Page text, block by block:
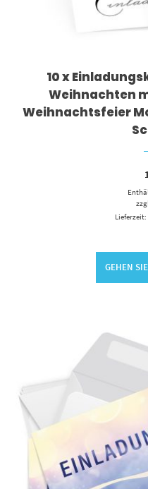
10 x
Weihnachten
Weihnachtsfeier
Lieferzeit:
GEHEN